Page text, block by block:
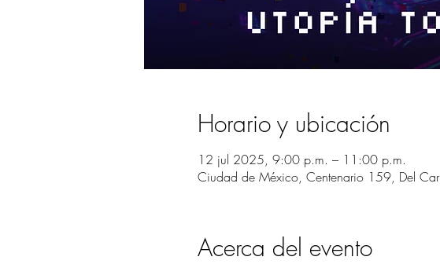
Horario y ubicación
12 jul 2025, 9:00 p.m. – 11:00 p.m.
Ciudad de México, Centenario 159, Del
Acerca del evento